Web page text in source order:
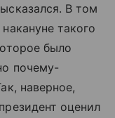
В том
такого
было
почему-
наверное,
оценил